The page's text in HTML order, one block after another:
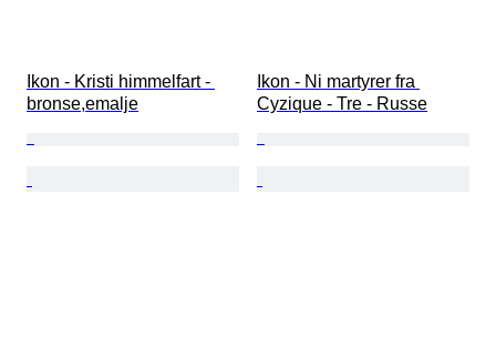
Ikon - Kristi himmelfart -
bronse,emalje
Ikon - Ni martyrer fra
Cyzique - Tre - Russe